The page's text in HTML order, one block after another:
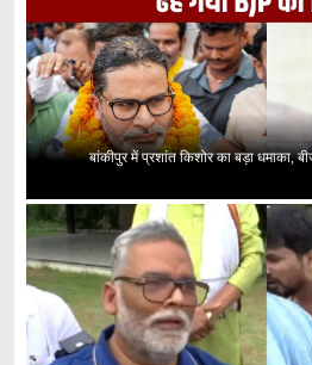
बांकीपुर में प्रशांत किशोर का बड़ा धमाका,